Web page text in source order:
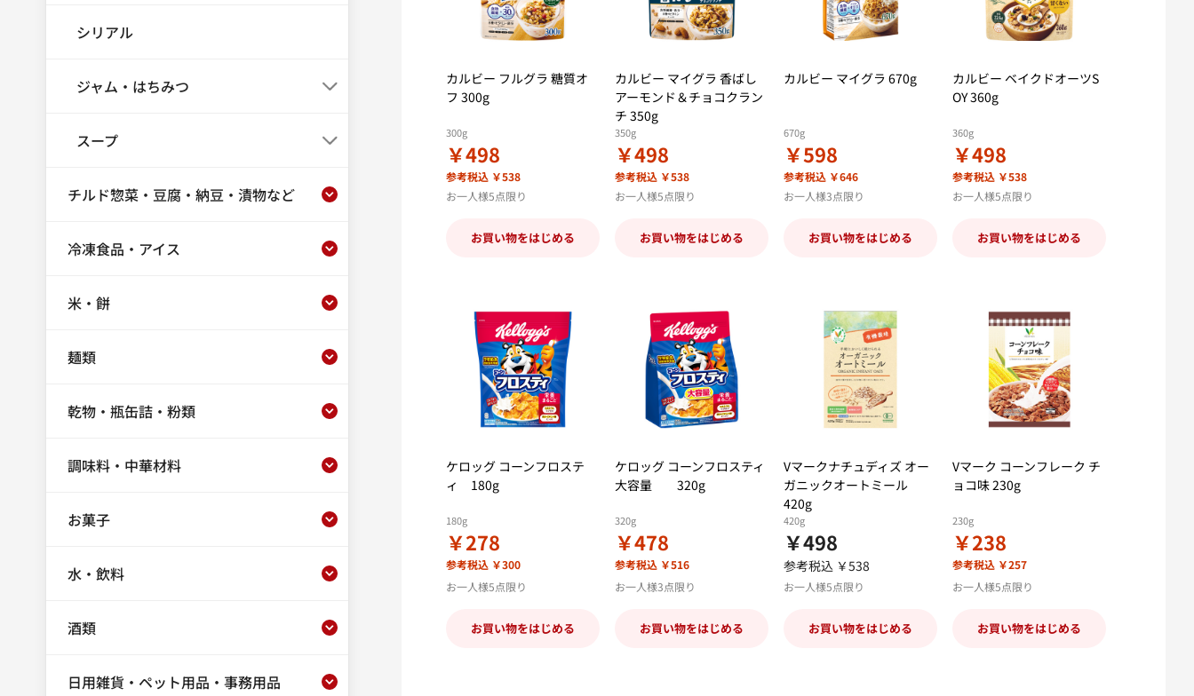
シリアル
ジャム・はちみつ
スープ
チルド惣菜・豆腐・納豆・漬物など
冷凍食品・アイス
米・餅
麺類
乾物・瓶缶詰・粉類
調味料・中華材料
お菓子
水・飲料
酒類
日用雑貨・ペット用品・事務用品
カルビー フルグラ 糖質オ
フ 300g
300g
￥498
参考税込 ￥538
お一人様5点限り
お買い物をはじめる
カルビー マイグラ 香ばし
アーモンド＆チョコクラン
チ 350g
350g
￥498
参考税込 ￥538
お一人様5点限り
お買い物をはじめる
カルビー マイグラ 670g
670g
￥598
参考税込 ￥646
お一人様3点限り
お買い物をはじめる
カルビー ベイクドオーツS
OY 360g
360g
￥498
参考税込 ￥538
お一人様5点限り
お買い物をはじめる
ケロッグ コーンフロステ
ィ 180g
180g
￥278
参考税込 ￥300
お一人様5点限り
お買い物をはじめる
ケロッグ コーンフロスティ
大容量 320g
320g
￥478
参考税込 ￥516
お一人様3点限り
お買い物をはじめる
Vマークナチュディズ オー
ガニックオートミール
420g
420g
￥498
参考税込 ￥538
お一人様5点限り
お買い物をはじめる
Vマーク コーンフレーク チ
ョコ味 230g
230g
￥238
参考税込 ￥257
お一人様5点限り
お買い物をはじめる